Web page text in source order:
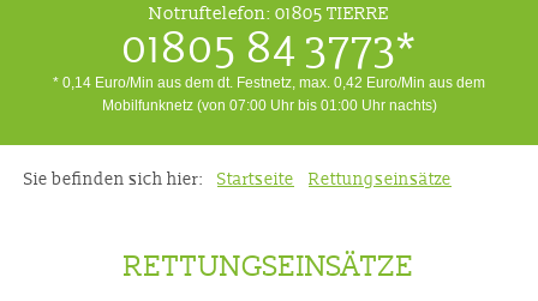
Notruftelefon: 01805 TIERRE
01805 84 3773*
* 0,14 Euro/Min aus dem dt. Festnetz, max. 0,42 Euro/Min aus dem
Mobilfunknetz (von 07:00 Uhr bis 01:00 Uhr nachts)
Sie befinden sich hier: Startseite Rettungseinsätze
RETTUNGSEINSÄTZE